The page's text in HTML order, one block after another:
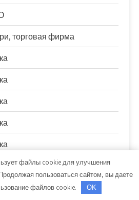
торговая фирма
официальный дилер
файлы cookie для улучшения
пользоваться сайтом, вы даете
файлов cookie.
OK